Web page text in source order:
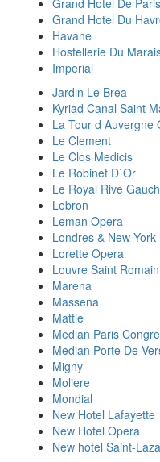
Grand Hotel De Paris
Grand Hotel Du
Havane
Hostellerie Du
Imperial
Jardin Le Brea
Kyriad Canal Saint
La Tour d Auvergne
Le Clement
Le Clos Medicis
Le Robinet D`Or
Le Royal Rive
Lebron
Leman Opera
Londres & New York
Lorette Opera
Louvre Saint Romain
Marena
Massena
Mattle
Median Paris
Median Porte De
Migny
Moliere
Mondial
New Hotel Lafayette
New Hotel Opera
New hotel Saint-